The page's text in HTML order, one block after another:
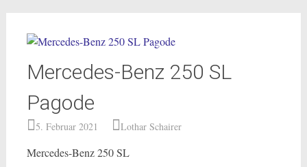
Mercedes-Benz 250 SL
Pagode
5. Februar 2021 Lothar Schairer
Mercedes-Benz 250 SL